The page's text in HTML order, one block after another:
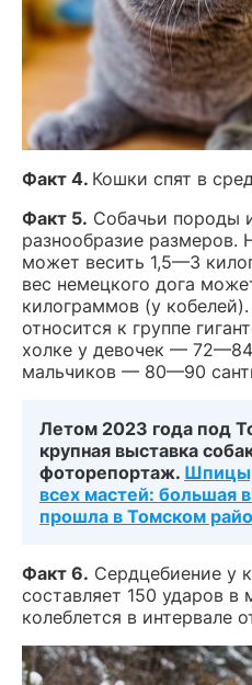
Факт 4. Кошки спят в
Факт 5. Собачьи породы
разнообразие размеров.
может весить 1,5—3
вес немецкого дога
килограммов (у
относится к группе
холке у девочек —
мальчиков — 80—90
Летом 2023 года под
крупная выставка
фоторепортаж.
всех мастей: большая
прошла в Томском
Факт 6. Сердцебиение у
составляет 150 ударов в
колеблется в интервале